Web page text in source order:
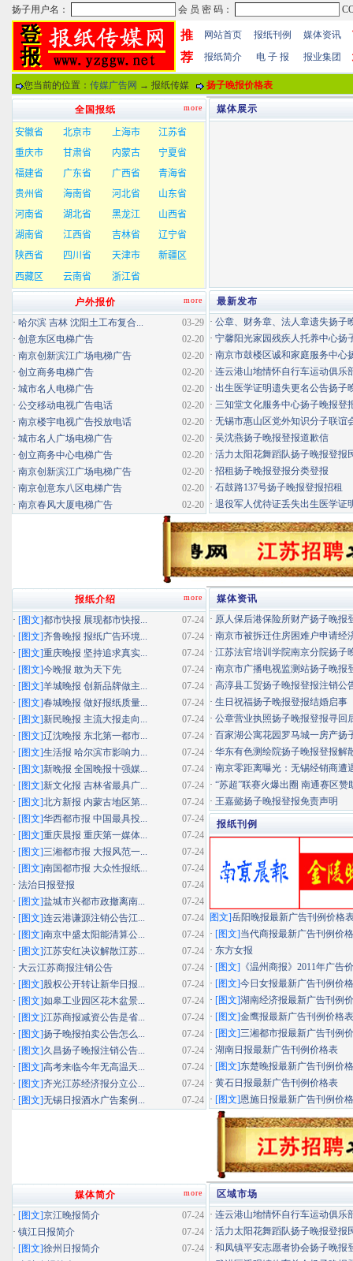
推
荐
网站首页 报纸刊例 媒体资讯
报纸简介 电 子 报 报业集团
您当前的位置： 传媒广告网 → 报纸传媒 扬子晚报价格表
媒体展示
最新发布
· 公章、财务章、法人章遗失扬子
· 宁馨阳光家园残疾人托养中心扬
· 南京市鼓楼区诚和家庭服务中心
· 连云港山地情怀自行车运动俱乐
· 出生医学证明遗失更名公告扬子
· 三知堂文化服务中心扬子晚报登
· 无锡市惠山区党外知识分子联谊
· 吴沈燕扬子晚报登报道歉信
· 活力太阳花舞蹈队扬子晚报登报
· 招租扬子晚报登报分类登报
· 石鼓路137号扬子晚报登报招租
· 退役军人优待证丢失出生医学证
more
全国报纸
more
户外报价
03-29
· 哈尔滨 吉林 沈阳土工布复合...
02-20
· 创意东区电梯广告
02-20
· 南京创新滨江广场电梯广告
02-20
· 创立商务电梯广告
02-20
· 城市名人电梯广告
02-20
· 公交移动电视广告电话
02-20
· 南京楼宇电视广告投放电话
02-20
· 城市名人广场电梯广告
02-20
· 创立商务中心电梯广告
02-20
· 南京创新滨江广场电梯广告
02-20
· 南京创意东八区电梯广告
02-20
· 南京春风大厦电梯广告
媒体资讯
· 原人保后港保险所财产扬子晚报
· 南京市被拆迁住房困难户申请经
· 江苏法官培训学院南京分院扬子
· 南京市广播电视监测站扬子晚报
· 高淳县工贸扬子晚报登报注销公
· 生日祝福扬子晚报登报结婚启事
· 公章营业执照扬子晚报登报寻回
· 百家湖公寓花园罗马城一房产扬
· 华东有色测绘院扬子晚报登报解
· 南京零距离曝光：无锡经销商遭
· “苏超”联赛火爆出圈 南通赛区赞
· 王嘉懿扬子晚报登报免责声明
报纸刊例
图文]岳阳晚报最新广告刊例价格
· [图文]当代商报最新广告刊例价
· 东方女报
· [图文] 《温州商报》2011年广告
· [图文]今日女报最新广告刊例价
· [图文]湖南经济报最新广告刊例
· [图文]金鹰报最新广告刊例价格表
· [图文]三湘都市报最新广告刊例
· 湖南日报最新广告刊例价格表
· [图文]东楚晚报最新广告刊例价
· 黄石日报最新广告刊例价格表
· [图文]恩施日报最新广告刊例价
more
报纸介绍
07-24
· [图文]都市快报 展现都市快报...
07-24
· [图文]齐鲁晚报 报纸广告环境...
07-24
· [图文]重庆晚报 坚持追求真实...
07-24
· [图文]今晚报 敢为天下先
07-24
· [图文]羊城晚报 创新品牌做主...
07-24
· [图文]春城晚报 做好报纸质量...
07-24
· [图文]新民晚报 主流大报走向...
07-24
· [图文]辽沈晚报 东北第一都市...
07-24
· [图文]生活报 哈尔滨市影响力...
07-24
· [图文]新晚报 全国晚报十强媒...
07-24
· [图文]新文化报 吉林省最具广...
07-24
· [图文]北方新报 内蒙古地区第...
07-24
· [图文]华西都市报 中国最具投...
07-24
· [图文]重庆晨报 重庆第一媒体...
07-24
· [图文]三湘都市报 大报风范一...
07-24
· [图文]南国都市报 大众性报纸...
07-24
· 法治日报登报
07-24
· [图文]盐城市兴都市政撤离南...
07-24
· [图文]连云港谦源注销公告江...
07-24
· [图文]南京中盛太阳能清算公...
07-24
· [图文]江苏安红决议解散江苏...
07-24
· 大云江苏商报注销公告
07-24
· [图文]股权公开转让新华日报...
07-24
· [图文]如皋工业园区花木盆景...
07-24
· [图文]江苏商报减资公告是省...
07-24
· [图文]扬子晚报拍卖公告怎么...
07-24
· [图文]久昌扬子晚报注销公告...
07-24
· [图文]高考来临今年无高温天...
07-24
· [图文]齐光江苏经济报分立公...
07-24
· [图文]无锡日报酒水广告案例...
区域市场
· 连云港山地情怀自行车运动俱乐
· 活力太阳花舞蹈队扬子晚报登报
· 和凤镇平安志愿者协会扬子晚报
more
媒体简介
07-24
· [图文]京江晚报简介
07-24
· 镇江日报简介
07-24
· [图文]徐州日报简介